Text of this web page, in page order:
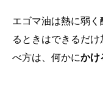
エゴマ油は熱に弱
るときはできるだ
べ方は、何かにかけ